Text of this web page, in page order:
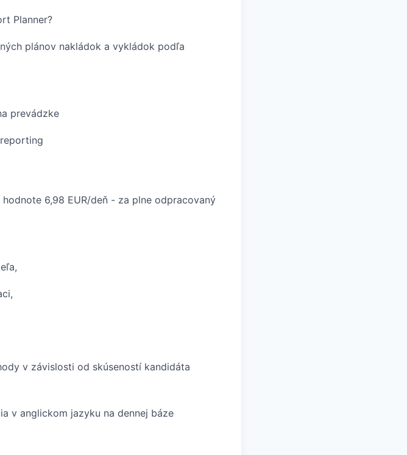
Planner?
plánov nakládok a vykládok podľa
prevádzke
6,98 EUR/deň - za plne odpracovaný
v závislosti od skúseností kandidáta
v anglickom jazyku na dennej báze